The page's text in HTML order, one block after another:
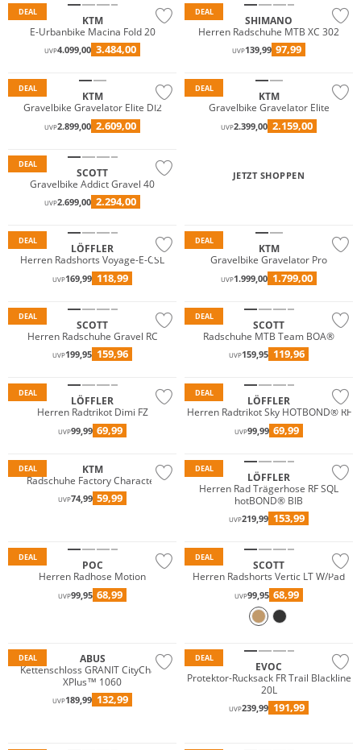
DEAL
KTM
E-Urbanbike Macina Fold 20
UVP4.099,00 3.484,00
DEAL
SHIMANO
Herren Radschuhe MTB XC 302
UVP139,99 97,99
DEAL
KTM
Gravelbike Gravelator Elite DI2
UVP2.899,00 2.609,00
DEAL
KTM
Gravelbike Gravelator Elite
UVP2.399,00 2.159,00
DEAL
SCOTT
Gravelbike Addict Gravel 40
UVP2.699,00 2.294,00
JETZT SHOPPEN
DEAL
Große Größen
LÖFFLER
Herren Radshorts Voyage-E-CSL
UVP169,99 118,99
DEAL
KTM
Gravelbike Gravelator Pro
UVP1.999,00 1.799,00
DEAL
SCOTT
Herren Radschuhe Gravel RC
UVP199,95 159,96
DEAL
SCOTT
Radschuhe MTB Team BOA®
UVP159,95 119,96
DEAL
Große Größen
LÖFFLER
Herren Radtrikot Dimi FZ
UVP99,99 69,99
DEAL
LÖFFLER
Herren Radtrikot Sky HOTBOND® RF
UVP99,99 69,99
DEAL
KTM
Radschuhe Factory Character
UVP74,99 59,99
DEAL
LÖFFLER
Herren Rad Trägerhose RF SQL
hotBOND® BIB
UVP219,99 153,99
DEAL
POC
Herren Radhose Motion
UVP99,95 68,99
DEAL
SCOTT
Herren Radshorts Vertic LT W/Pad
UVP99,95 68,99
DEAL
ABUS
Kettenschloss GRANIT CityChain
XPlus™ 1060
UVP189,99 132,99
DEAL
EVOC
Protektor-Rucksack FR Trail Blackline
20L
UVP239,99 191,99
Große Größen